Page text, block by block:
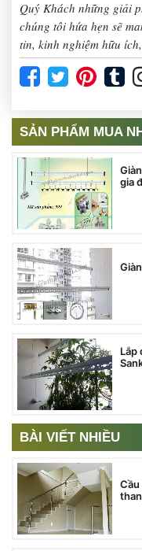
Quý Khách những giải
chúng tôi hứa hẹn sẽ
tin, kinh nghiệm hữu
SẢN PHẨM MUA
gia
Lắp
BÀI VIẾT NHIỀU